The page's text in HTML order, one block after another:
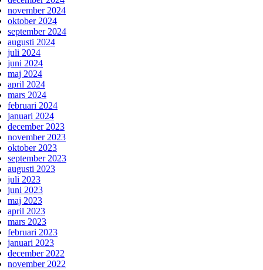
november 2024
oktober 2024
september 2024
augusti 2024
juli 2024
juni 2024
maj 2024
april 2024
mars 2024
februari 2024
januari 2024
december 2023
november 2023
oktober 2023
september 2023
augusti 2023
juli 2023
juni 2023
maj 2023
april 2023
mars 2023
februari 2023
januari 2023
december 2022
november 2022